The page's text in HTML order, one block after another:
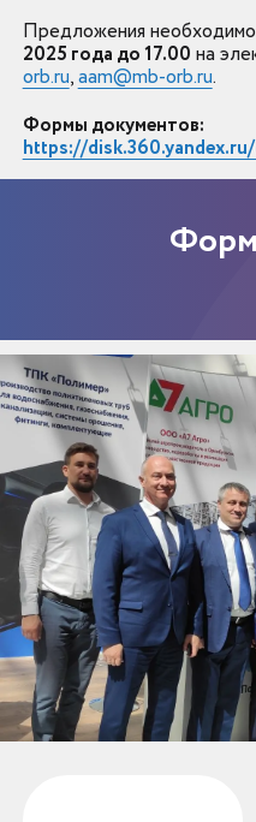
Предложения
2025 года до 17.00 на
orb.ru,aam@mb-orb.ru.
Формы документов:
https://